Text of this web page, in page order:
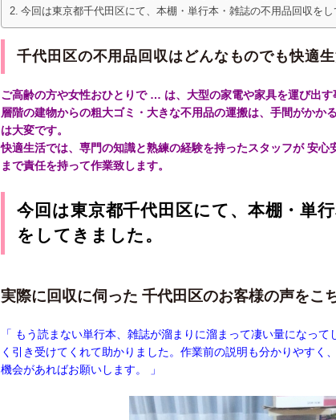
今回は東京都千代田区にて、本棚・単行本・雑誌の不用品回収をし
千代田区の不用品回収はどんなものでも快適
ご高齢の方や女性おひとりで … は、大型の家電や家具を運び出
層階の建物からの粗大ゴミ・大きな不用品の運搬は、手間がかか
は大変です。
快適生活では、専門の知識と熟練の経験を持ったスタッフが 安
まで責任を持って作業致します。
今回は東京都千代田区にて、本棚・単
をしてきました。
実際に回収に伺った 千代田区のお客様の声をこ
「 もう読まない単行本、雑誌が溜まりに溜まって凄い量になっ
く引き受けてくれて助かりました。作業前の説明も分かりやすく
機会があればお願いします。
」